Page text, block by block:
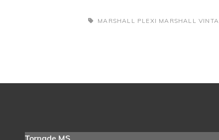
TAGS,MARSHALL PLEXI MARSHALL
Tornade MS